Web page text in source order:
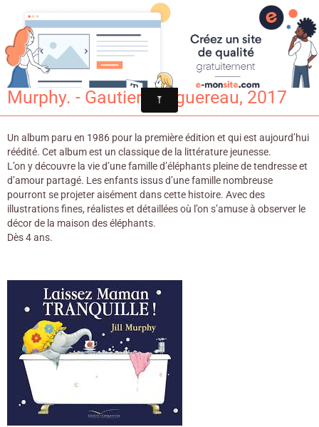
Croqu'livre
Laissez Maman tranquille ! / Jill
Murphy. - Gautier Languereau, 2017
Un album paru en 1986 pour la première édition et qui est aujourd’hui
réédité. Cet album est un classique de la littérature jeunesse.
L’on y découvre la vie d’une famille d’éléphants pleine de tendresse et
d’amour partagé. Les enfants issus d’une famille nombreuse
pourront se projeter aisément dans cette histoire. Avec des
illustrations fines, réalistes et détaillées où l’on s’amuse à observer le
décor de la maison des éléphants.
Dès 4 ans.